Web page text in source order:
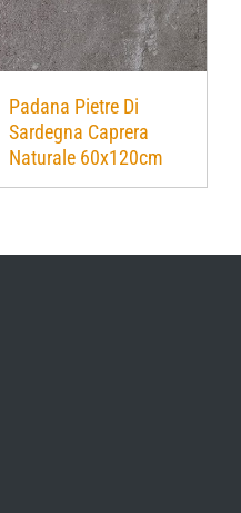
Padana Pietre Di
Sardegna Caprera
Naturale 60x120cm